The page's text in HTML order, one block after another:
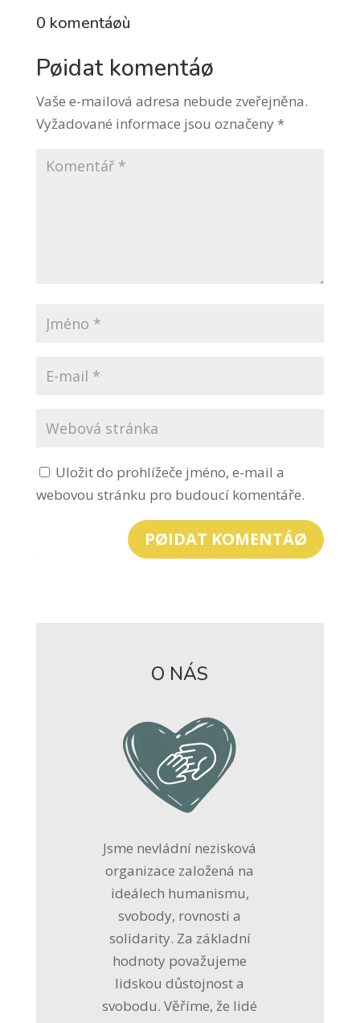
0 komentáøù
Pøidat komentáø
Vaše e-mailová adresa nebude zveřejněna.
Vyžadované informace jsou označeny *
Uložit do prohlížeče jméno, e-mail a
webovou stránku pro budoucí komentáře.
PØIDAT KOMENTÁØ
O NÁS
Jsme nevládní nezisková
organizace založená na
ideálech humanismu,
svobody, rovnosti a
solidarity. Za základní
hodnoty považujeme
lidskou důstojnost a
svobodu. Věříme, že lidé